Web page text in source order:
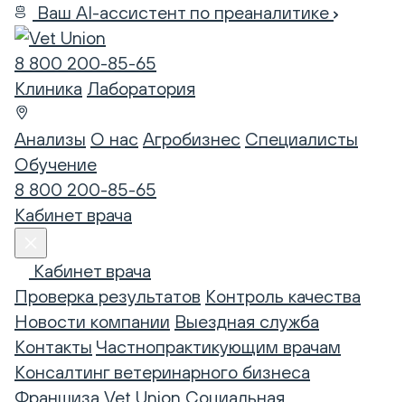
Ваш AI-ассистент по преаналитике
8 800 200-85-65
Клиника Лаборатория
Анализы О нас Агробизнес Специалисты
Обучение
8 800 200-85-65
Кабинет врача
Кабинет врача
Проверка результатов Контроль качества
Новости компании Выездная служба
Контакты Частнопрактикующим врачам
Консалтинг ветеринарного бизнеса
Франшиза Vet Union Социальная